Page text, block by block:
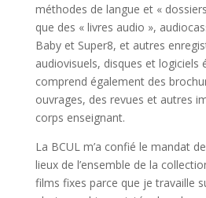
méthodes de langue et «
que des « livres audio »,
Baby et Super8, et autres
audiovisuels, disques et logiciels
comprend également des
ouvrages, des revues et autres
corps enseignant.
La BCUL m’a confié le mandat
lieux de l’ensemble de la
films fixes parce que je travaille